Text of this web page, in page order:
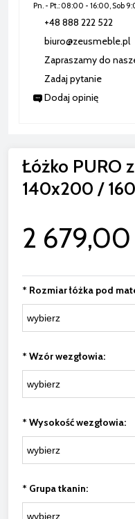
Pn. - Pt.: 08:00 - 16:00, Sob
+48 888 222 522
biuro@zeusmeble.pl
Zapraszamy do
Zadaj pytanie
Dodaj opinię
Łóżko PURO
140x200 /
2 679,00
* Rozmiar łóżka pod
* Wzór wezgłowia:
* Wysokość wezgłowia:
* Grupa tkanin: